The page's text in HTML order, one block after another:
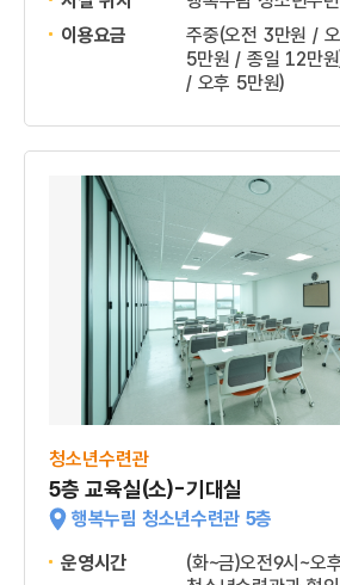
이용요금
주중(오전 3만원 /
5만원 / 종일 12만
/ 오후 5만원)
청소년수련관
5층 교육실(소)-기대실
행복누림 청소년수련관 5층
운영시간
(화~금)오전9시~오